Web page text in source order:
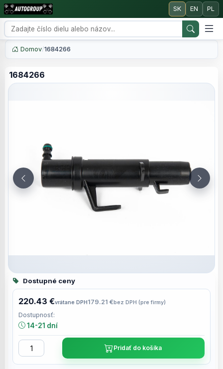
SK EN PL
Domov/1684266
1684266
Dostupné ceny
220.43 €vrátane DPH179.21 €bez DPH (pre firmy)
Dostupnosť:
14-21 dní
Pridať do košíka